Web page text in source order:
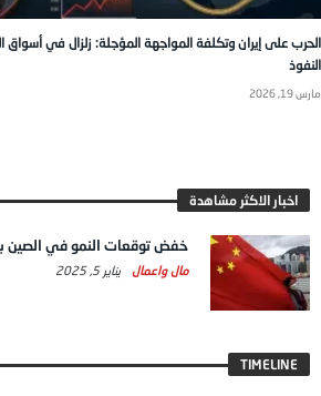
الحرب على إيران وتكلفة المواجهة المؤجلة: زلزال في أسواق
النفوذ
مارس 19, 2026
اخبار الاكثر مشاهدة
خفض توقعات النمو في الصين
مال واعمال يناير 5, 2025
TIMELINE